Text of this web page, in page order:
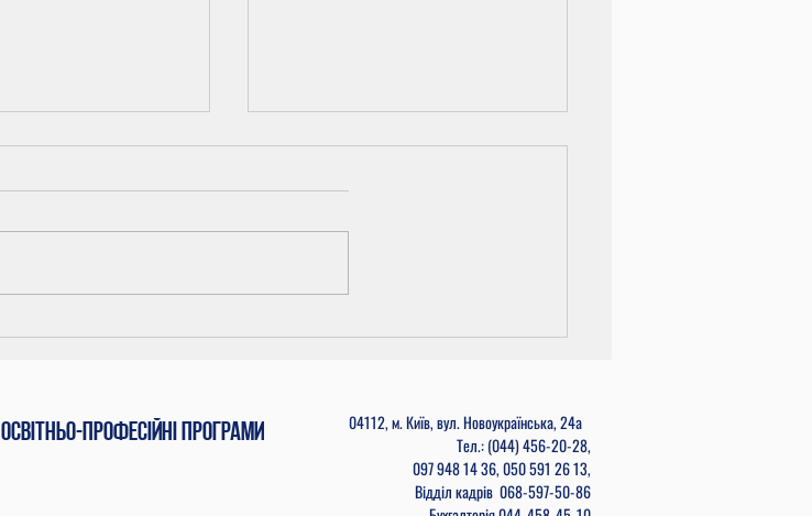
Освітньо-професійні програми
04112, м. Київ, вул. Новоукраїнська, 24а
Тел.: (044) 456-20-28,
097 948 14 36, 050 591 26 13,
Відділ кадрів 068-597-50-86